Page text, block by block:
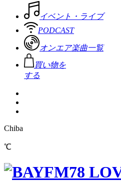
イベント・ライブ
PODCAST
オンエア楽曲一覧
買い物を
する
Chiba
℃